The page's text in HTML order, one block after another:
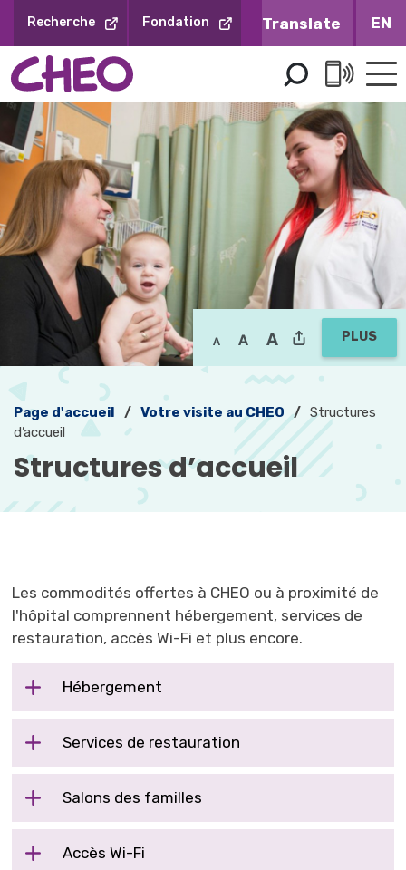
contenu
Recherche Fondation EN
PLUS
Page d'accueil Votre visite au CHEO
Structures
d’accueil
Structures d’accueil
Les commodités offertes à CHEO ou à proximité de
l'hôpital comprennent hébergement, services de
restauration, accès Wi-Fi et plus encore.
Hébergement
Services de restauration
Salons des familles
Accès Wi-Fi